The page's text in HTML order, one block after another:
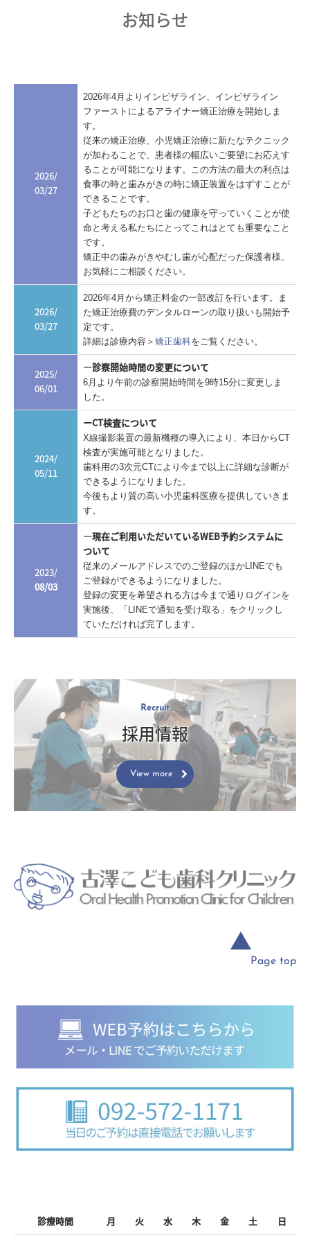
お知らせ
2026/
03/27
2026年4月よりインビザライン、インビザライン
ファーストによるアライナー矯正治療を開始しま
す。
従来の矯正治療、小児矯正治療に新たなテクニック
が加わることで、患者様の幅広いご要望にお応えす
ることが可能になります。この方法の最大の利点は
食事の時と歯みがきの時に矯正装置をはずすことが
できることです。
子どもたちのお口と歯の健康を守っていくことが使
命と考える私たちにとってこれはとても重要なこと
です。
矯正中の歯みがきやむし歯が心配だった保護者様、
お気軽にご相談ください。
2026/
03/27
2026年4月から矯正料金の一部改訂を行います。ま
た矯正治療費のデンタルローンの取り扱いも開始予
定です。
詳細は診療内容＞ 矯正歯科をご覧ください。
2025/
06/01
―診察開始時間の変更について
6月より午前の診察開始時間を9時15分に変更しま
した。
2024/
05/11
ーCT検査について
X線撮影装置の最新機種の導入により、本日からCT
検査が実施可能となりました。
歯科用の3次元CTにより今まで以上に詳細な診断が
できるようになりました。
今後もより質の高い小児歯科医療を提供していきま
す。
2023/
08/03
―現在ご利用いただいているWEB予約システムに
ついて
従来のメールアドレスでのご登録のほかLINEでも
ご登録ができるようになりました。
登録の変更を希望される方は今まで通りログインを
実施後、「LINEで通知を受け取る」をクリックし
ていただければ完了します。
Recruit
採用情報
View more
▲
Page top
診療時間 月 火 水 木 金 土 日